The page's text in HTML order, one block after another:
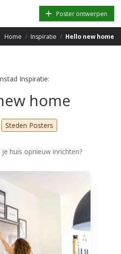
Poster ontwerpen
Home / Inspiratie / Hello new home
Inspiratie:
home
Steden Posters
huis opnieuw inrichten?